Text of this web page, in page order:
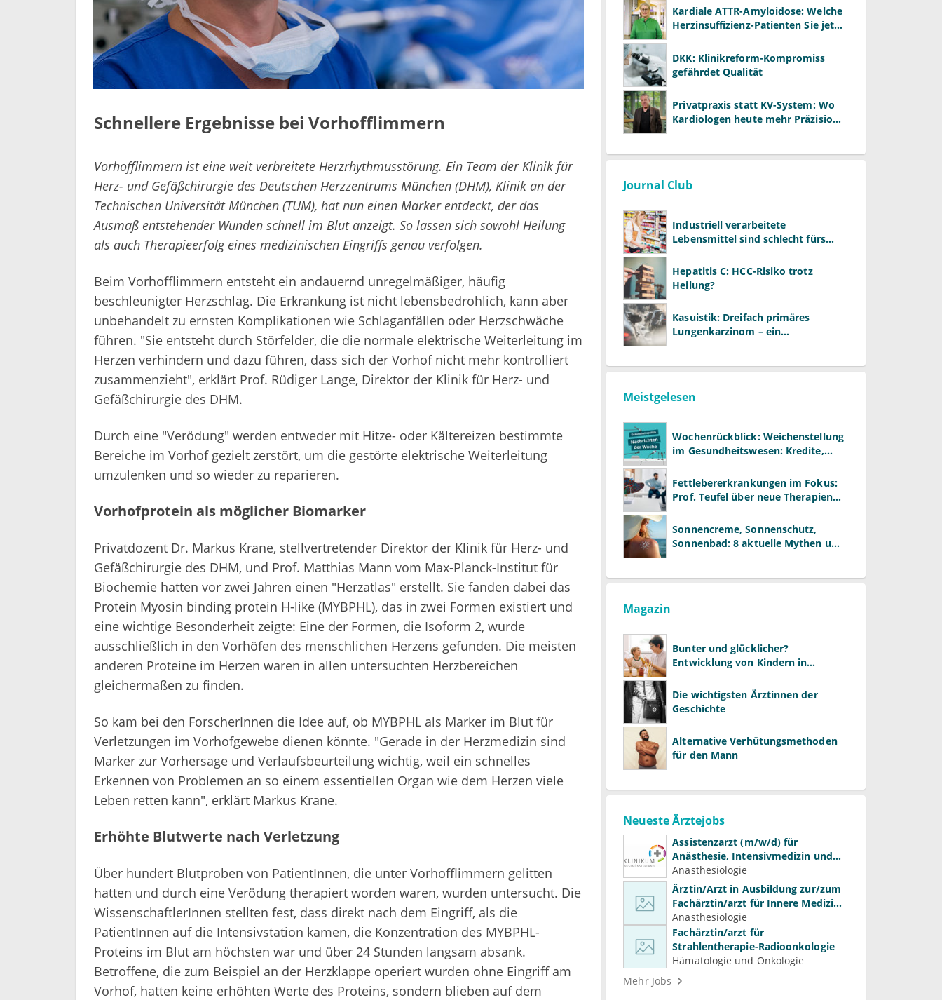
Schnellere Ergebnisse bei Vorhofflimmern
Vorhofflimmern ist eine weit verbreitete Herzrhythmusstörung. Ein Team der Klinik für
Herz- und Gefäßchirurgie des Deutschen Herzzentrums München (DHM), Klinik an der
Technischen Universität München (TUM), hat nun einen Marker entdeckt, der das
Ausmaß entstehender Wunden schnell im Blut anzeigt. So lassen sich sowohl Heilung
als auch Therapieerfolg eines medizinischen Eingriffs genau verfolgen.
Beim Vorhofflimmern entsteht ein andauernd unregelmäßiger, häufig
beschleunigter Herzschlag. Die Erkrankung ist nicht lebensbedrohlich, kann aber
unbehandelt zu ernsten Komplikationen wie Schlaganfällen oder Herzschwäche
führen. "Sie entsteht durch Störfelder, die die normale elektrische Weiterleitung im
Herzen verhindern und dazu führen, dass sich der Vorhof nicht mehr kontrolliert
zusammenzieht", erklärt Prof. Rüdiger Lange, Direktor der Klinik für Herz- und
Gefäßchirurgie des DHM.
Durch eine "Verödung" werden entweder mit Hitze- oder Kältereizen bestimmte
Bereiche im Vorhof gezielt zerstört, um die gestörte elektrische Weiterleitung
umzulenken und so wieder zu reparieren.
Vorhofprotein als möglicher Biomarker
Privatdozent Dr. Markus Krane, stellvertretender Direktor der Klinik für Herz- und
Gefäßchirurgie des DHM, und Prof. Matthias Mann vom Max-Planck-Institut für
Biochemie hatten vor zwei Jahren einen "Herzatlas" erstellt. Sie fanden dabei das
Protein Myosin binding protein H-like (MYBPHL), das in zwei Formen existiert und
eine wichtige Besonderheit zeigte: Eine der Formen, die Isoform 2, wurde
ausschließlich in den Vorhöfen des menschlichen Herzens gefunden. Die meisten
anderen Proteine im Herzen waren in allen untersuchten Herzbereichen
gleichermaßen zu finden.
So kam bei den ForscherInnen die Idee auf, ob MYBPHL als Marker im Blut für
Verletzungen im Vorhofgewebe dienen könnte. "Gerade in der Herzmedizin sind
Marker zur Vorhersage und Verlaufsbeurteilung wichtig, weil ein schnelles
Erkennen von Problemen an so einem essentiellen Organ wie dem Herzen viele
Leben retten kann", erklärt Markus Krane.
Erhöhte Blutwerte nach Verletzung
Über hundert Blutproben von PatientInnen, die unter Vorhofflimmern gelitten
hatten und durch eine Verödung therapiert worden waren, wurden untersucht. Die
WissenschaftlerInnen stellten fest, dass direkt nach dem Eingriff, als die
PatientInnen auf die Intensivstation kamen, die Konzentration des MYBPHL-
Proteins im Blut am höchsten war und über 24 Stunden langsam absank.
Betroffene, die zum Beispiel an der Herzklappe operiert wurden ohne Eingriff am
Vorhof, hatten keine erhöhten Werte des Proteins, sondern blieben auf dem
Kardiale ATTR-Amyloidose: Welche
Herzinsuffizienz-Patienten Sie jetzt
DKK: Klinikreform-Kompromiss
gefährdet Qualität
Privatpraxis statt KV-System: Wo
Kardiologen heute mehr Präzision
Journal Club
Industriell verarbeitete
Lebensmittel sind schlecht fürs
Hepatitis C: HCC-Risiko trotz
Heilung?
Kasuistik: Dreifach primäres
Lungenkarzinom – ein
Meistgelesen
Wochenrückblick: Weichenstellung
im Gesundheitswesen: Kredite,
Fettlebererkrankungen im Fokus:
Prof. Teufel über neue Therapien
Sonnencreme, Sonnenschutz,
Sonnenbad: 8 aktuelle Mythen und
Magazin
Bunter und glücklicher?
Entwicklung von Kindern in
Die wichtigsten Ärztinnen der
Geschichte
Alternative Verhütungsmethoden
für den Mann
Neueste Ärztejobs
Assistenzarzt (m/w/d) für
Anästhesie, Intensivmedizin und
Schmerztherapie
Anästhesiologie
Ärztin/Arzt in Ausbildung zur/zum
Fachärztin/arzt für Innere Medizin
(Kardiologie, Nephrologie,
Intensivmedizin)
Anästhesiologie
Fachärztin/arzt für
Strahlentherapie-Radioonkologie
Hämatologie und Onkologie
Mehr Jobs